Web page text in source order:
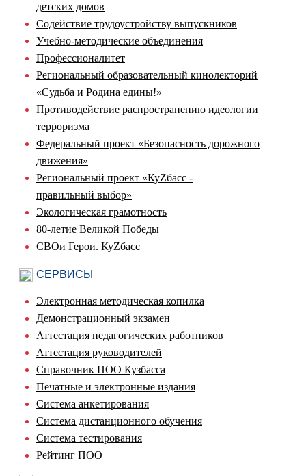
детских домов
Содействие трудоустройству выпускников
Учебно-методические объединения
Профессионалитет
Региональный образовательный кинолекторий
«Судьба и Родина едины!»
Противодействие распространению идеологии
терроризма
Федеральный проект «Безопасность дорожного
движения»
Региональный проект «КуZбасс -
правильный выбор»
Экологическая грамотность
80-летие Великой Победы
СВОи Герои. КуZбасс
СЕРВИСЫ
Электронная методическая копилка
Демонстрационный экзамен
Аттестация педагогических работников
Аттестация руководителей
Справочник ПОО Кузбасса
Печатные и электронные издания
Система анкетирования
Система дистанционного обучения
Система тестирования
Рейтинг ПОО